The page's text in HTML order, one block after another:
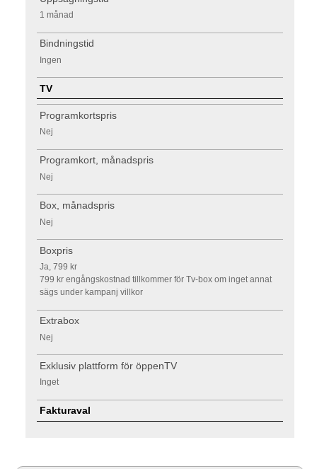
1 månad
Bindningstid
Ingen
TV
Programkortspris
Nej
Programkort, månadspris
Nej
Box, månadspris
Nej
Boxpris
Ja, 799 kr
799 kr engångskostnad tillkommer för Tv-box om inget annat
sägs under kampanj villkor
Extrabox
Nej
Exklusiv plattform för öppenTV
Inget
Fakturaval